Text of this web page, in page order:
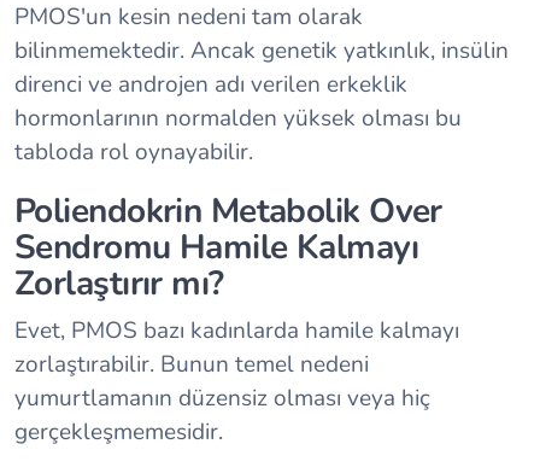
PMOS'un kesin nedeni tam olarak
bilinmemektedir. Ancak genetik yatkınlık, insülin
direnci ve androjen adı verilen erkeklik
hormonlarının normalden yüksek olması bu
tabloda rol oynayabilir.
Poliendokrin Metabolik Over
Sendromu Hamile Kalmayı
Zorlaştırır mı?
Evet, PMOS bazı kadınlarda hamile kalmayı
zorlaştırabilir. Bunun temel nedeni
yumurtlamanın düzensiz olması veya hiç
gerçekleşmemesidir.